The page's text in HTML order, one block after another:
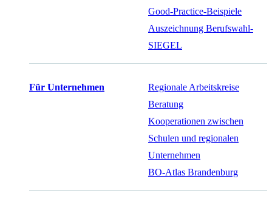
Good-Practice-Beispiele
Auszeichnung Berufswahl-
SIEGEL
Für Unternehmen
Regionale Arbeitskreise
Beratung
Kooperationen zwischen
Schulen und regionalen
Unternehmen
BO-Atlas Brandenburg